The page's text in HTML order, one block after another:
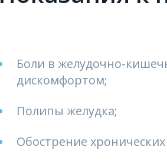
Боли в желудочно-
дискомфортом;
Полипы желудка;
Обострение